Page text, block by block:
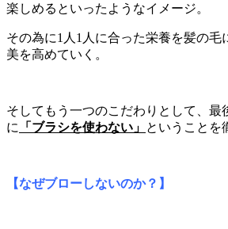
楽しめるといったようなイメージ。
その為に1人1人に合った栄養を髪の毛
美を高めていく。
そしてもう一つのこだわりとして、最
に
「ブラシを使わない」 ということを
【なぜブローしないのか？】